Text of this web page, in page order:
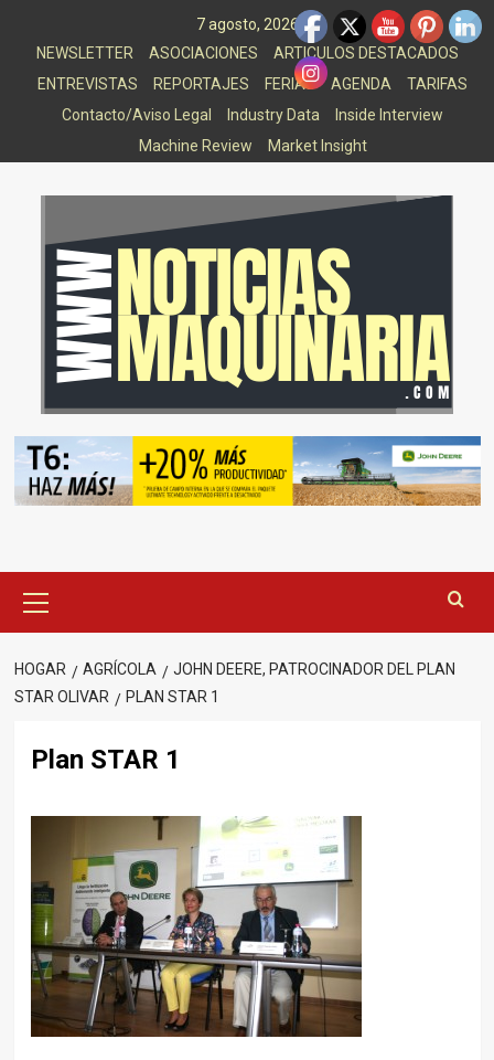
7 agosto, 2026
NEWSLETTER
ASOCIACIONES
ARTICULOS DESTACADOS
ENTREVISTAS
REPORTAJES FERIAS AGENDA
TARIFAS
Contacto/Aviso Legal
Industry Data
Inside Interview
Machine Review
Market Insight
principal
HOGAR AGRÍCOLA
JOHN DEERE, PATROCINADOR DEL PLAN
STAR OLIVAR
PLAN STAR 1
Plan STAR 1